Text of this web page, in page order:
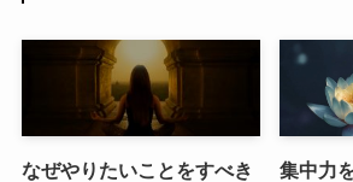
なぜやりたいことをすべき
集中力